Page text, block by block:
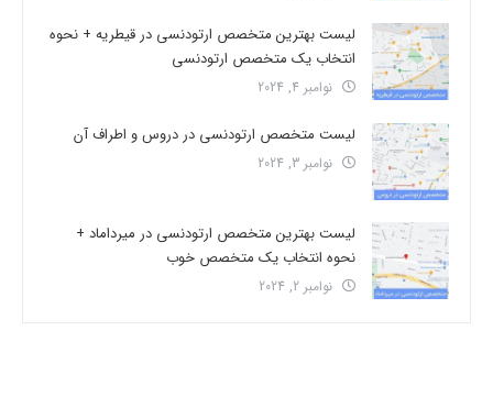
لیست بهترین متخصص ارتودنسی در قیطریه + نحوه
انتخاب یک متخصص ارتودنسی
نوامبر 4, 2024
لیست متخصص ارتودنسی در دروس و اطراف آن
نوامبر 3, 2024
لیست بهترین متخصص ارتودنسی در میرداماد +
نحوه انتخاب یک متخصص خوب
نوامبر 2, 2024